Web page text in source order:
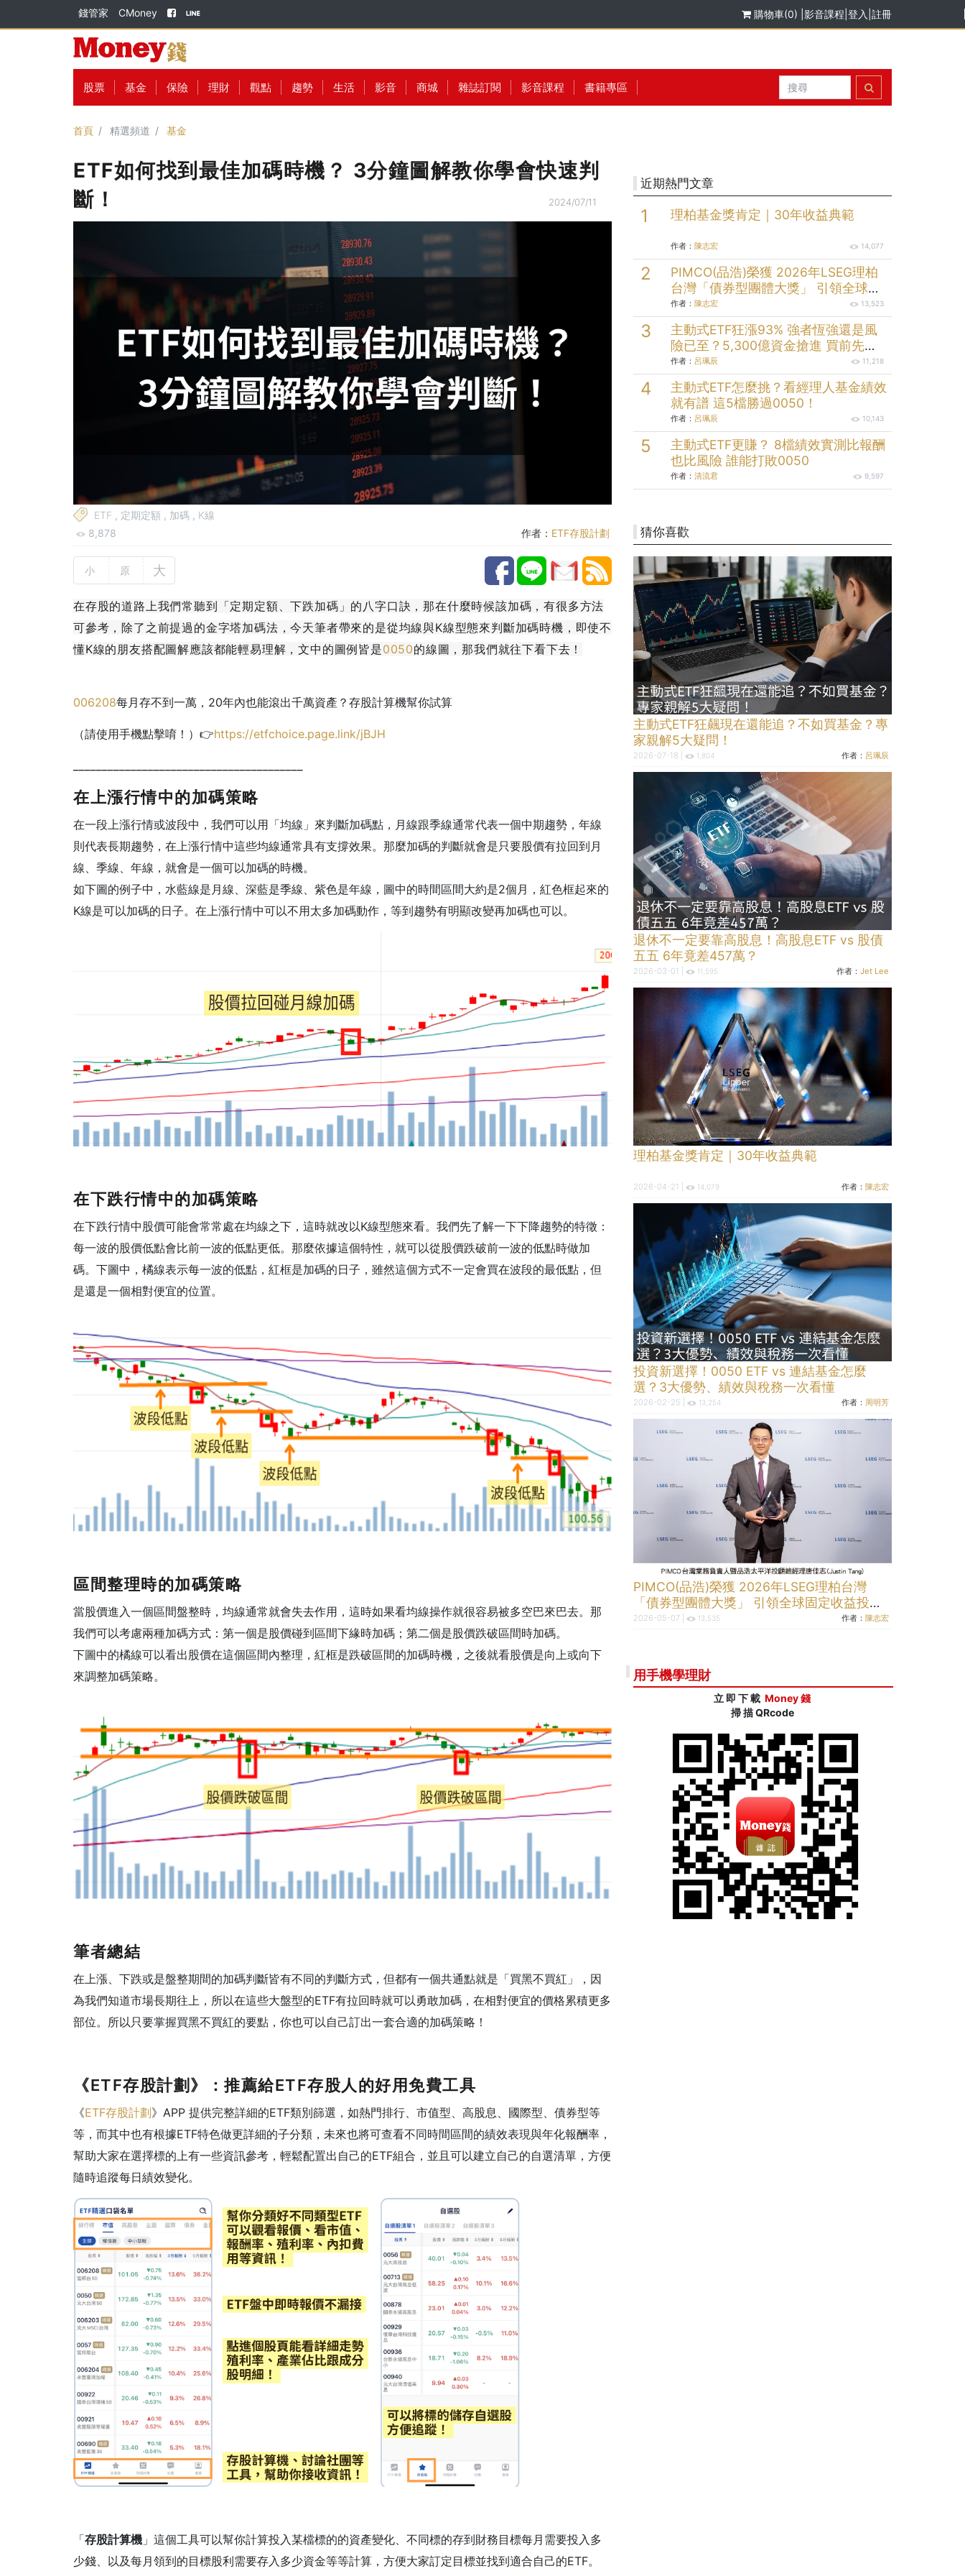
錢管家 CMoney 購物車(0) 影音課程 登入 註冊
股票 基金 保險 理財 觀點 趨勢 生活 影音 商城 雜誌訂閱 影音課程 書籍專區
首頁 精選頻道 基金
ETF如何找到最佳加碼時機？ 3分鐘圖解教你學會快速判
斷！
2024/07/11
ETF , 定期定額 , 加碼 , K線
8,878
作者： ETF存股計劃
小 原 大
在存股的道路上我們常聽到「定期定額、下跌加碼」的八字口訣，那在什麼時候該加碼，有很多方法
可參考，除了之前提過的金字塔加碼法，今天筆者帶來的是從均線與K線型態來判斷加碼時機，即使不
懂K線的朋友搭配圖解應該都能輕易理解，文中的圖例皆是0050的線圖，那我們就往下看下去！
006208每月存不到一萬，20年內也能滾出千萬資產？存股計算機幫你試算
（請使用手機點擊唷！）👉https://etfchoice.page.link/jBJH
在上漲行情中的加碼策略
在一段上漲行情或波段中，我們可以用「均線」來判斷加碼點，月線跟季線通常代表一個中期趨勢，年線
則代表長期趨勢，在上漲行情中這些均線通常具有支撐效果。那麼加碼的判斷就會是只要股價有拉回到月
線、季線、年線，就會是一個可以加碼的時機。
如下圖的例子中，水藍線是月線、深藍是季線、紫色是年線，圖中的時間區間大約是2個月，紅色框起來的
K線是可以加碼的日子。在上漲行情中可以不用太多加碼動作，等到趨勢有明顯改變再加碼也可以。
在下跌行情中的加碼策略
在下跌行情中股價可能會常常處在均線之下，這時就改以K線型態來看。我們先了解一下下降趨勢的特徵：
每一波的股價低點會比前一波的低點更低。那麼依據這個特性，就可以從股價跌破前一波的低點時做加
碼。下圖中，橘線表示每一波的低點，紅框是加碼的日子，雖然這個方式不一定會買在波段的最低點，但
是還是一個相對便宜的位置。
區間整理時的加碼策略
當股價進入一個區間盤整時，均線通常就會失去作用，這時如果看均線操作就很容易被多空巴來巴去。那
我們可以考慮兩種加碼方式：第一個是股價碰到區間下緣時加碼；第二個是股價跌破區間時加碼。
下圖中的橘線可以看出股價在這個區間內整理，紅框是跌破區間的加碼時機，之後就看股價是向上或向下
來調整加碼策略。
筆者總結
在上漲、下跌或是盤整期間的加碼判斷皆有不同的判斷方式，但都有一個共通點就是「買黑不買紅」，因
為我們知道市場長期往上，所以在這些大盤型的ETF有拉回時就可以勇敢加碼，在相對便宜的價格累積更多
部位。所以只要掌握買黑不買紅的要點，你也可以自己訂出一套合適的加碼策略！
《ETF存股計劃》：推薦給ETF存股人的好用免費工具
《ETF存股計劃》APP 提供完整詳細的ETF類別篩選，如熱門排行、市值型、高股息、國際型、債券型等
等，而其中也有根據ETF特色做更詳細的子分類，未來也將可查看不同時間區間的績效表現與年化報酬率，
幫助大家在選擇標的上有一些資訊參考，輕鬆配置出自己的ETF組合，並且可以建立自己的自選清單，方便
隨時追蹤每日績效變化。
「存股計算機 」這個工具可以幫你計算投入某檔標的的資產變化、不同標的存到財務目標每月需要投入多
少錢、以及每月領到的目標股利需要存入多少資金等等計算，方便大家訂定目標並找到適合自己的ETF。
近期熱門文章
理柏基金獎肯定｜30年收益典範
作者： 陳志宏 14,077
PIMCO(品浩)榮獲 2026年LSEG理柏
台灣「債券型團體大獎」 引領全球固
定收益投資逾半世紀的投資實力
作者： 陳志宏 13,523
主動式ETF狂漲93% 強者恆強還是風
險已至？5,300億資金搶進 買前先看
清這些
作者： 呂珮辰 11,218
主動式ETF怎麼挑？看經理人基金績效
就有譜 這5檔勝過0050！
作者： 呂珮辰 10,143
主動式ETF更賺？ 8檔績效實測比報酬
也比風險 誰能打敗0050
作者： 清流君 9,597
猜你喜歡
主動式ETF狂飆現在還能追？不如買基金？專
家親解5大疑問！
2026-07-18 | 1,804 作者： 呂珮辰
退休不一定要靠高股息！高股息ETF vs 股債
五五 6年竟差457萬？
2026-03-01 | 11,595 作者：Jet Lee
理柏基金獎肯定｜30年收益典範
2026-04-21 | 14,079 作者：陳志宏
投資新選擇！0050 ETF vs 連結基金怎麼
選？3大優勢、績效與稅務一次看懂
2026-02-25 | 13,254 作者： 周明芳
PIMCO(品浩)榮獲 2026年LSEG理柏台灣
「債券型團體大獎」 引領全球固定收益投資
逾半世紀的投資實力
2026-05-07 | 13,535 作者：陳志宏
用手機學理財
立 即 下 載 Money 錢
掃 描 QRcode